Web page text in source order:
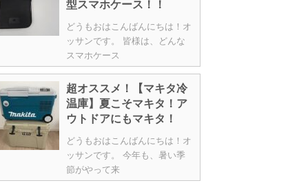
型スマホケース！！
どうもおはこんばんにちは！オ
ッサンです。 皆様は、どんな
スマホケース
超オススメ！【マキタ冷
温庫】夏こそマキタ！ア
ウトドアにもマキタ！
どうもおはこんばんにちは！オ
ッサンです。 今年も、暑い季
節がやって来